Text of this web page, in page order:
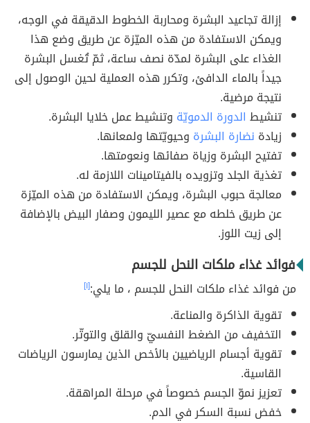
إزالة تجاعيد البشرة ومحاربة الخطوط الدقيقة في الوجه،
ويمكن الاستفادة من هذه الميّزة عن طريق وضع هذا
الغذاء على البشرة لمدّة نصف ساعة، ثمّ تُغسل البشرة
جيداً بالماء الدافئ، وتكرر هذه العملية لحين الوصول إلى
نتيجة مرضية.
تنشيط الدورة الدمويّة وتنشيط عمل خلايا البشرة.
زيادة نضارة البشرة وحيويّتها ولمعانها.
تفتيح البشرة وزياة صفائها ونعومتها.
تغذية الجلد وتزويده بالفيتامينات اللازمة له.
معالجة حبوب البشرة، ويمكن الاستفادة من هذه الميّزة
عن طريق خلطه مع عصير الليمون وصفار البيض بالإضافة
إلى زيت اللوز.
فوائد غذاء ملكات النحل للجسم
من فوائد غذاء ملكات النحل للجسم ، ما يلي:[١]
تقوية الذاكرة والمناعة.
التخفيف من الضغط النفسيّ والقلق والتوتّر.
تقوية أجسام الرياضيين بالأخص الذين يمارسون الرياضات
القاسية.
تعزيز نموّ الجسم خصوصاً في مرحلة المراهقة.
خفض نسبة السكر في الدم.